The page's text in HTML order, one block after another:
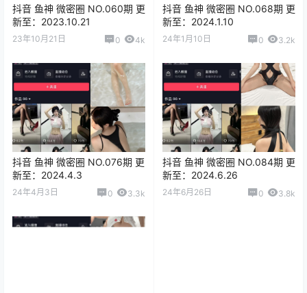
抖音 鱼神 微密圈 NO.060期 更
新至：2023.10.21
23年10月21日 0 4k
抖音 鱼神 微密圈 NO.068期 更
新至：2024.1.10
24年1月10日 0 3.2k
抖音 鱼神 微密圈 NO.076期 更
新至：2024.4.3
24年4月3日 0 3.3k
抖音 鱼神 微密圈 NO.084期 更
新至：2024.6.26
24年6月26日 0 3.8k